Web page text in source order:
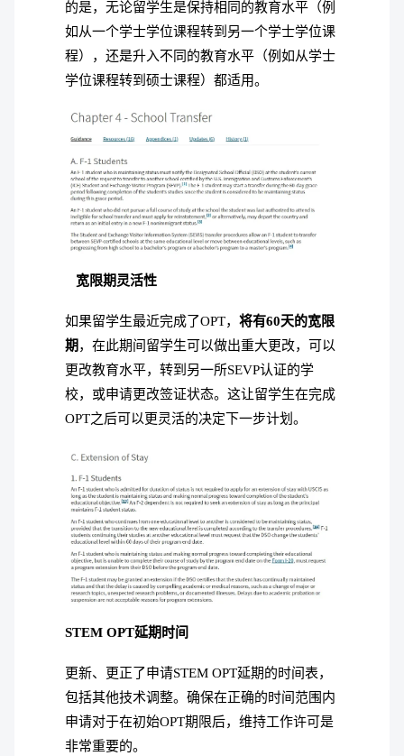
的是，无论留学生是保持相同的教育水平（例
如从一个学士学位课程转到另一个学士学位课
程），还是升入不同的教育水平（例如从学士
学位课程转到硕士课程）都适用。
宽限期灵活性
如果留学生最近完成了OPT， 将有60天的宽限
期 ，在此期间留学生可以做出重大更改，可以
更改教育水平，转到另一所SEVP认证的学
校，或申请更改签证状态。 这让留学生在完成
OPT之后可以更灵活的决定下一步计划。
STEM OPT延期时间
更新、更正了申请STEM OPT延期的时间表，
包括其他技术调整。确保在正确的时间范围内
申请对于在初始OPT期限后，维持工作许可是
非常重要的。